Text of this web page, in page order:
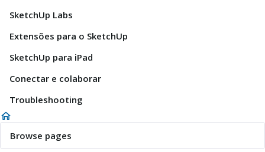
SketchUp Labs
Extensões para o SketchUp
SketchUp para iPad
Conectar e colaborar
Troubleshooting
Browse pages